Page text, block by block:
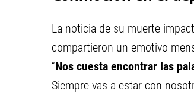
La noticia de su muerte
compartieron un emotivo
“Nos cuesta encontrar las
Siempre vas a estar con